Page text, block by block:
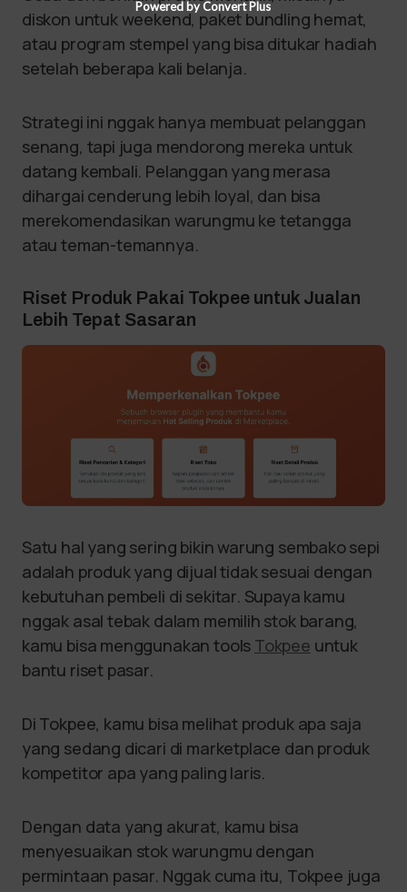
diskon untuk weekend, paket bundling hemat,
atau program stempel yang bisa ditukar hadiah
setelah beberapa kali belanja.
Strategi ini nggak hanya membuat pelanggan
senang, tapi juga mendorong mereka untuk
datang kembali. Pelanggan yang merasa
dihargai cenderung lebih loyal, dan bisa
merekomendasikan warungmu ke tetangga
atau teman-temannya.
Riset Produk Pakai Tokpee untuk Jualan
Lebih Tepat Sasaran
Satu hal yang sering bikin warung sembako sepi
adalah produk yang dijual tidak sesuai dengan
kebutuhan pembeli di sekitar. Supaya kamu
nggak asal tebak dalam memilih stok barang,
kamu bisa menggunakan tools Tokpee untuk
bantu riset pasar.
Di Tokpee, kamu bisa melihat produk apa saja
yang sedang dicari di marketplace dan produk
kompetitor apa yang paling laris.
Dengan data yang akurat, kamu bisa
menyesuaikan stok warungmu dengan
permintaan pasar. Nggak cuma itu, Tokpee juga
Powered by Convert Plus